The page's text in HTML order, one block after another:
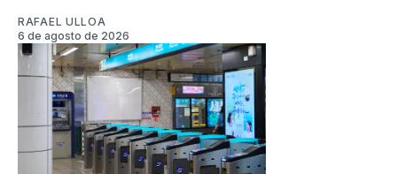
RAFAEL ULLOA
6 de agosto de 2026